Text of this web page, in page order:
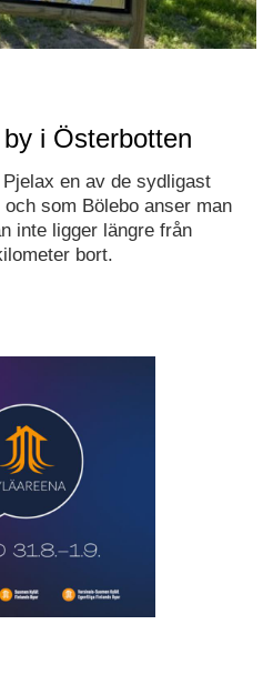
i Österbotten
en av de sydligast
som Bölebo anser man
inte ligger längre från
bort.